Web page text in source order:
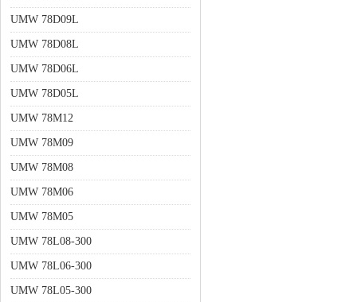
UMW 78D09L
UMW 78D08L
UMW 78D06L
UMW 78D05L
UMW 78M12
UMW 78M09
UMW 78M08
UMW 78M06
UMW 78M05
UMW 78L08-300
UMW 78L06-300
UMW 78L05-300